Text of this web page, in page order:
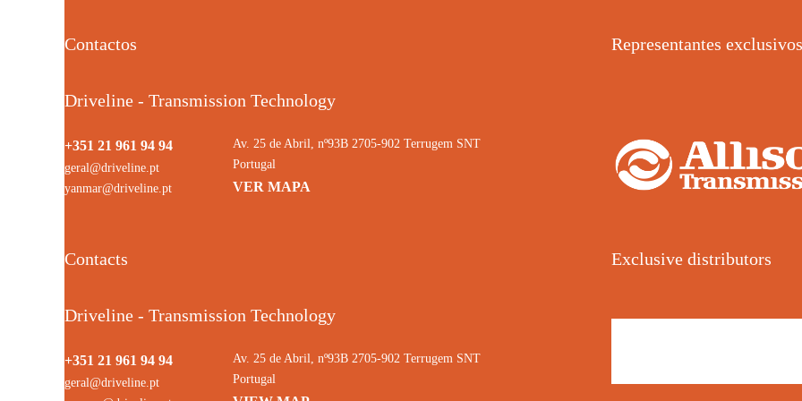
Contactos
Driveline - Transmission Technology
+351 21 961 94 94
geral@driveline.pt
yanmar@driveline.pt
Av. 25 de Abril, nº93B 2705-902 Terrugem SNT
Portugal
VER MAPA
Representantes exclusivos
Contacts
Driveline - Transmission Technology
+351 21 961 94 94
geral@driveline.pt
Av. 25 de Abril, nº93B 2705-902 Terrugem SNT
Portugal
Exclusive distributors